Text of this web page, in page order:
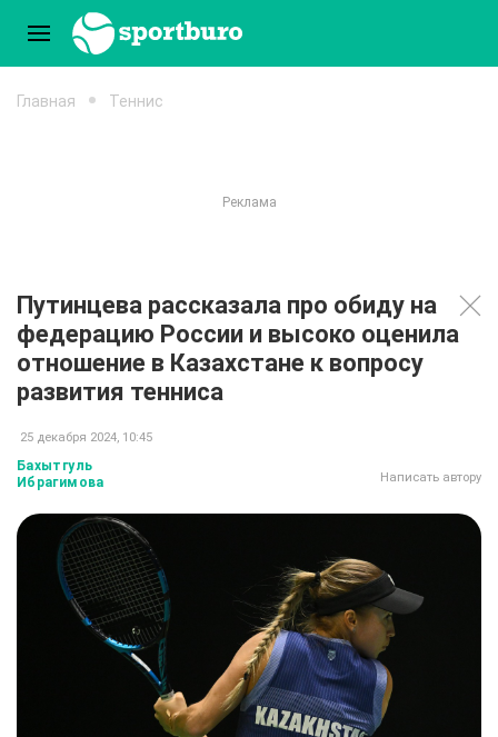
Главная Теннис
Путинцева рассказала про обиду на
федерацию России и высоко оценила
отношение в Казахстане к вопросу
развития тенниса
25 декабря 2024, 10:45
Бахытгуль
Ибрагимова
Написать автору